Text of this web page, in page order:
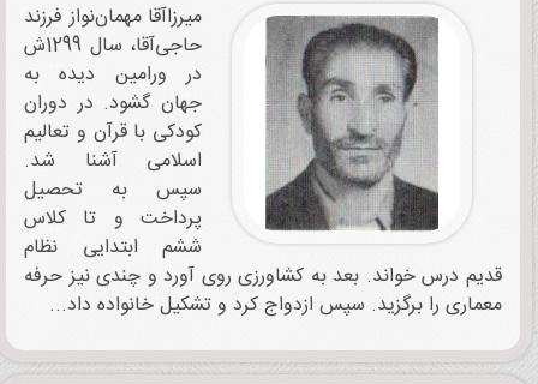
میرزا‌آقا مهمان‌‌نواز فرزند
حاجی‌آقا، سال 1299ش
در ورامین دیده به
جهان گشود. در دوران
کودکی با قرآن و تعالیم
اسلامی آشنا شد.
سپس به تحصیل
پرداخت و تا کلاس
ششم ابتدایی نظام
قدیم درس خواند. بعد به کشاورزی روی ‌آورد و چندی نیز حرفه
معماری را برگزید. سپس ازدواج کرد و تشکیل خانواده داد...